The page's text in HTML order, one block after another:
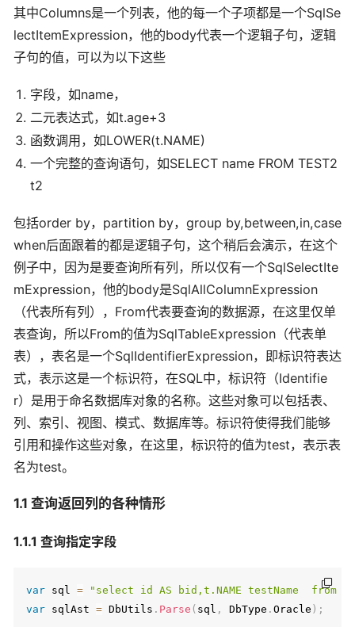
其中Columns是一个列表，他的每一个子项都是一个SqlSe
lectItemExpression，他的body代表一个逻辑子句，逻辑
子句的值，可以为以下这些
字段，如name，
二元表达式，如t.age+3
函数调用，如LOWER(t.NAME)
一个完整的查询语句，如SELECT name FROM TEST2
t2
包括order by，partition by，group by,between,in,case
when后面跟着的都是逻辑子句，这个稍后会演示，在这个
例子中，因为是要查询所有列，所以仅有一个SqlSelectIte
mExpression，他的body是SqlAllColumnExpression
（代表所有列），From代表要查询的数据源，在这里仅单
表查询，所以From的值为SqlTableExpression（代表单
表），表名是一个SqlIdentifierExpression，即标识符表达
式，表示这是一个标识符，在SQL中，标识符（Identifie
r）是用于命名数据库对象的名称。这些对象可以包括表、
列、索引、视图、模式、数据库等。标识符使得我们能够
引用和操作这些对象，在这里，标识符的值为test，表示表
名为test。
1.1 查询返回列的各种情形
1.1.1 查询指定字段
var sql =
"select id AS bid,t.NAME testName  from
var sqlAst = DbUtils . Parse ( sql , DbType .Oracle ) ;